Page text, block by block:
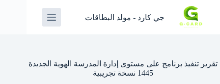
جي كارد - مولد البطاقات
تقرير تنفيذ برنامج على مستوى إدارة المدرسة الهوية الجديدة
1445 نسخة تجريبية